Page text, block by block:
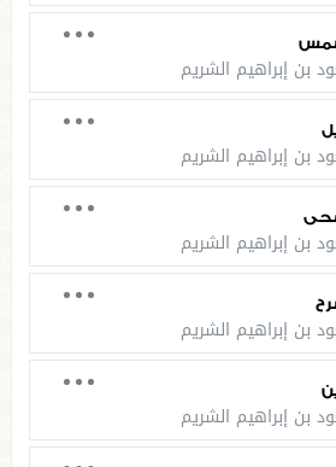
بن إبراهيم الشريم
بن إبراهيم الشريم
بن إبراهيم الشريم
بن إبراهيم الشريم
بن إبراهيم الشريم